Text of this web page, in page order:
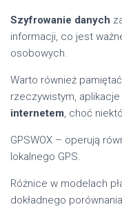
Szyfrowanie danych
informacji, co jest
osobowych.
Warto również
rzeczywistym,
internetem, choć
GPSWOX – operują
lokalnego GPS.
Różnice w modelach
dokładnego